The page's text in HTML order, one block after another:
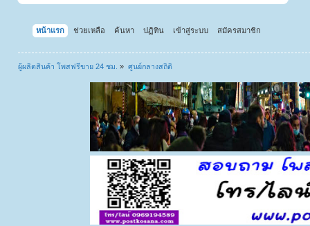
หน้าแรก ช่วยเหลือ ค้นหา ปฏิทิน เข้าสู่ระบบ สมัครสมาชิก
ผู้ผลิตสินค้า โพสฟรีขาย 24 ชม. » ศูนย์กลางสถิติ